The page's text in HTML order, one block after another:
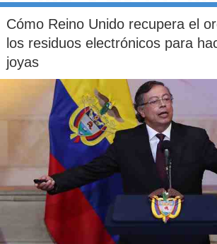
Cómo Reino Unido recupera el
los residuos electrónicos para
joyas